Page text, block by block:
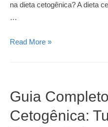
na dieta cetogênica? A dieta
…
Guia
da
Cetogênica
Read More »
Guia
Cetogênica: